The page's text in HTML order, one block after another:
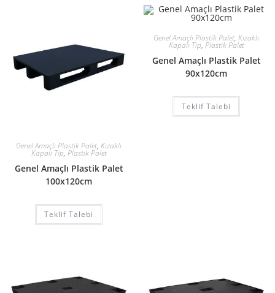
Genel Amaçlı Plastik Palet, Kızaklı
Kapalı Tip, Plastik Palet
Genel Amaçlı Plastik Palet
100x120cm
Teklif Talebi
Genel Amaçlı Plastik Palet, Kızaklı
Kapalı Tip, Plastik Palet
Genel Amaçlı Plastik Palet
90x120cm
Teklif Talebi